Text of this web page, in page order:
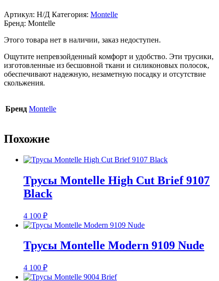
Артикул: Н/Д Категория: Montelle
Бренд: Montelle
Этого товара нет в наличии, заказ недоступен.
Ощутите непревзойденный комфорт и удобство. Эти трусики,
изготовленные из бесшовной ткани и силиконовых полосок,
обеспечивают надежную, незаметную посадку и отсутствие
скольжения.
Бренд Montelle
Похожие
Трусы Montelle High Cut Brief 9107
Black
4 100 ₽
Трусы Montelle Modern 9109 Nude
4 100 ₽